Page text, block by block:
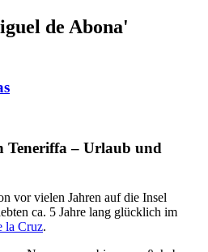
de Abona'
Teneriffa – Urlaub und
vor vielen Jahren auf die Insel
ca. 5 Jahre lang glücklich im
la Cruz.